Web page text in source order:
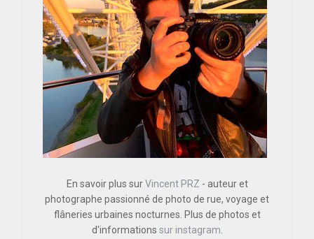
En savoir plus surVincent PRZ - auteur et
photographe passionné de photo de rue, voyage et
flâneries urbaines nocturnes. Plus de photos et
d'informations sur instagram